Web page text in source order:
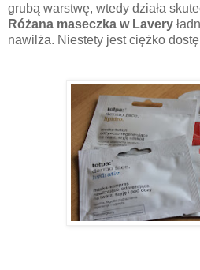
grubą warstwę, wtedy działa
Różana maseczka w Lavery
nawilża. Niestety jest ciężko